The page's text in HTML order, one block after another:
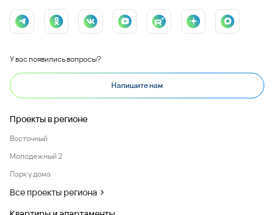
У вас появились вопросы?
Напишите нам
Проекты в регионе
Восточный
Молодежный 2
Парк у дома
Все проекты региона